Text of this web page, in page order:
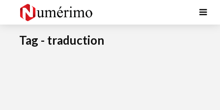
Tag - traduction